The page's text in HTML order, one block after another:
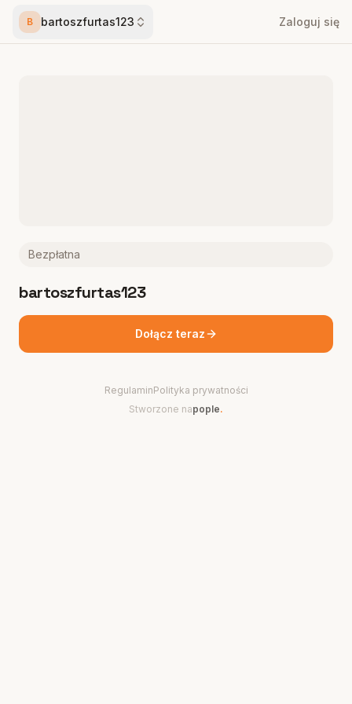
B bartoszfurtas123 Zaloguj się
Bezpłatna
bartoszfurtas123
Dołącz teraz
RegulaminPolityka prywatności
Stworzone napople.